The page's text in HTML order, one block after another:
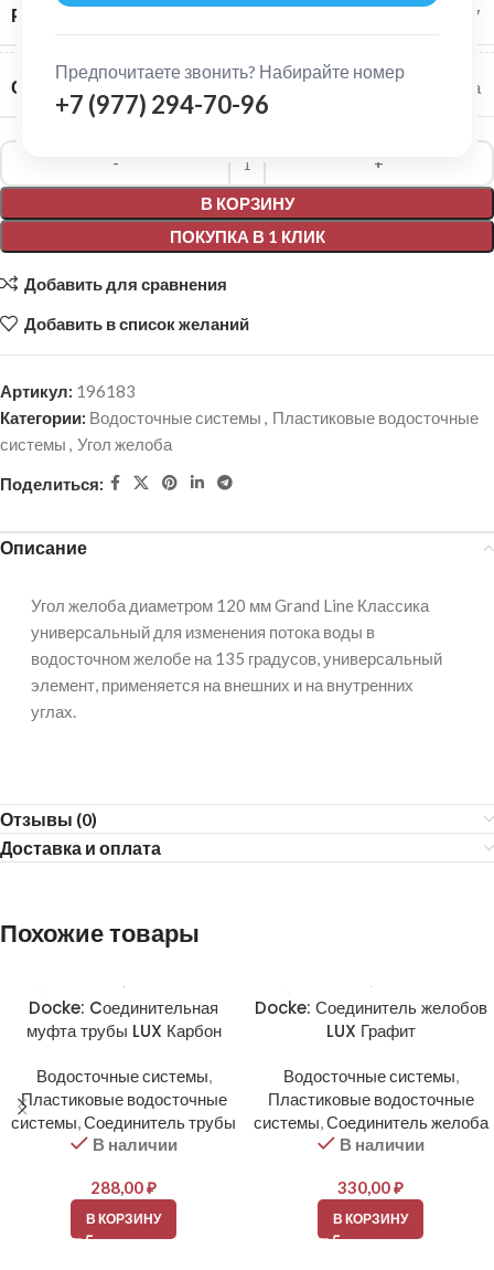
Предпочитаете звонить? Набирайте номер
+7 (977) 294-70-96
РАЗМЕР СИСТЕМЫ 120/87
СЕРИЯ Классика
В КОРЗИНУ
ПОКУПКА В 1 КЛИК
Alternative:
Добавить для сравнения
Добавить в список желаний
Артикул: 196183
Категории: Водосточные системы , Пластиковые водосточные
системы , Угол желоба
Поделиться:
Описание
Угол желоба диаметром 120 мм Grand Line Классика
универсальный для изменения потока воды в
водосточном желобе на 135 градусов, универсальный
элемент, применяется на внешних и на внутренних
углах.
Отзывы (0)
Доставка и оплата
Похожие товары
Docke: Cоединительная
муфта трубы LUX Карбон
Водосточные системы,
Пластиковые водосточные
системы,Соединитель трубы
В наличии
288,00₽
В КОРЗИНУ
Docke: Соединитель желобов
LUX Графит
Водосточные системы,
Пластиковые водосточные
системы,Соединитель желоба
В наличии
330,00₽
В КОРЗИНУ